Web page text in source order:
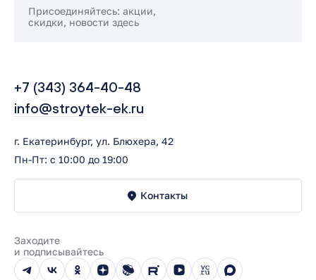
Присоединяйтесь: акции,
скидки, новости здесь
+7 (343) 364-40-48
info@stroytek-ek.ru
г. Екатеринбург, ул. Блюхера, 42
Пн-Пт: с 10:00 до 19:00
Контакты
Заходите
и подписывайтесь